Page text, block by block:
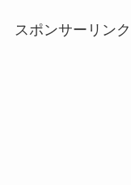
スポンサーリンク